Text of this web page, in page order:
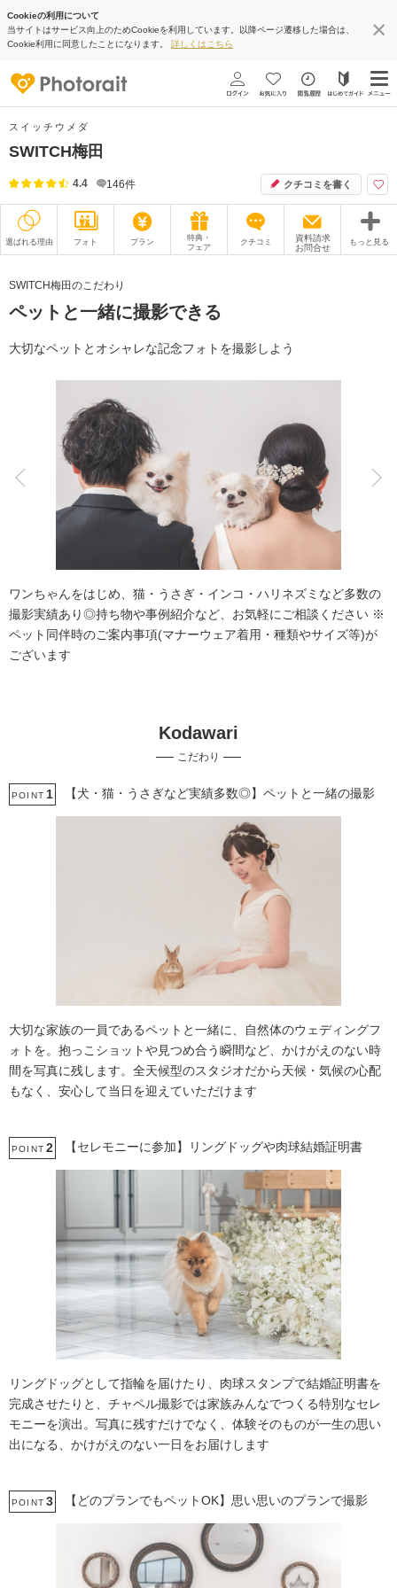
Cookieの利用について
当サイトはサービス向上のためCookieを利用しています。以降ページ遷移した場合は、
Cookie利用に同意したことになります。 詳しくはこちら
スイッチウメダ
SWITCH梅田
4.4 146件 クチコミを書く
選ばれる理由 フォト プラン
特典・
フェア
クチコミ
資料請求
お問合せ
もっと見る
衣装
オプション ブログ
アクセス/TEL スタジオトップ
こだわりポイント
フォト＋会食
衣装の試着
マタニティフォト
SWITCH梅田のこだわり
ペットと一緒に撮影できる
大切なペットとオシャレな記念フォトを撮影しよう
ワンちゃんをはじめ、猫・うさぎ・インコ・ハリネズミなど多数の
撮影実績あり◎持ち物や事例紹介など、お気軽にご相談ください ※
ペット同伴時のご案内事項(マナーウェア着用・種類やサイズ等)が
ございます
Kodawari
こだわり
POINT 1 【犬・猫・うさぎなど実績多数◎】ペットと一緒の撮影
大切な家族の一員であるペットと一緒に、自然体のウェディングフ
ォトを。抱っこショットや見つめ合う瞬間など、かけがえのない時
間を写真に残します。全天候型のスタジオだから天候・気候の心配
もなく、安心して当日を迎えていただけます
POINT 2 【セレモニーに参加】リングドッグや肉球結婚証明書
リングドッグとして指輪を届けたり、肉球スタンプで結婚証明書を
完成させたりと、チャペル撮影では家族みんなでつくる特別なセレ
モニーを演出。写真に残すだけでなく、体験そのものが一生の思い
出になる、かけがえのない一日をお届けします
POINT 3 【どのプランでもペットOK】思い思いのプランで撮影